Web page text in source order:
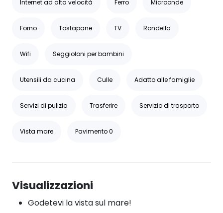
Internet ad alta velocità Ferro Microonde
Forno Tostapane TV Rondella
Wifi Seggioloni per bambini
Utensili da cucina Culle Adatto alle famiglie
Servizi di pulizia Trasferire Servizio di trasporto
Vista mare Pavimento 0
Visualizzazioni
Godetevi la vista sul mare!